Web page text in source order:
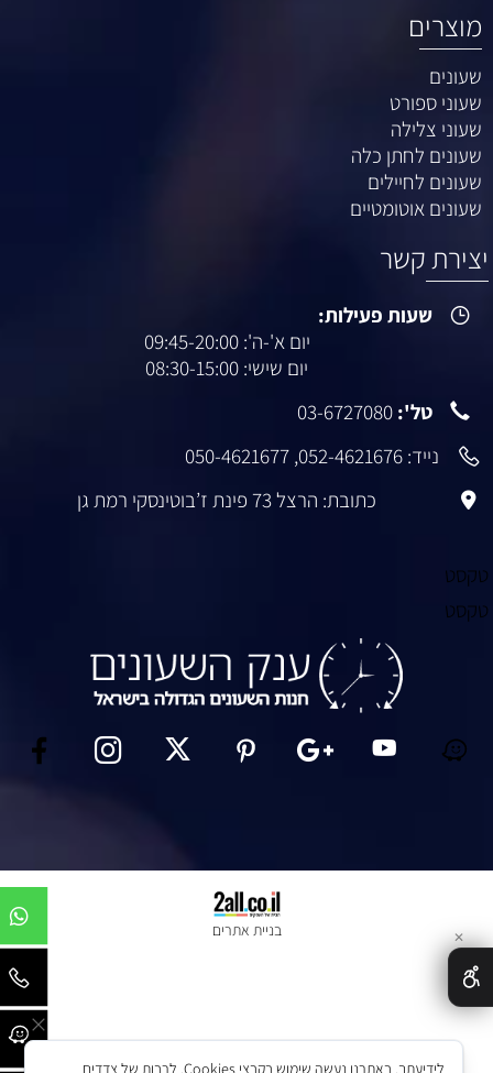
מוצרים
שעונים
שעוני ספורט
שעוני צלילה
שעונים לחתן כלה
שעונים לחיילים
שעונים אוטומטיים
יצירת קשר
שעות פעילות:
יום א'-ה': 09:45-20:00
יום שישי: 08:30-15:00
טל': 03-6727080
נייד:052-4621676
,
050-4621677
כתובת: הרצל 73 פינת ז’בוטינסקי רמת גן
טקסט
טקסט
בניית אתרים ✕
לידיעתך, באתרנו נעשה שימוש בקבצי Cookies, לרבות של צדדים